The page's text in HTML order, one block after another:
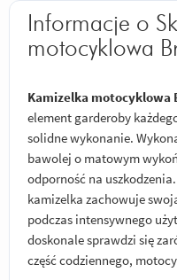
Informacje o
motocyklowa
Kamizelka motocyklowa
element garderoby
solidne wykonanie.
bawolej o matowym
odporność na
kamizelka zachowuje
podczas intensywnego
doskonale sprawdzi się
część codziennego,